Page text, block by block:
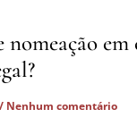
nomeação
Nenhum comentário